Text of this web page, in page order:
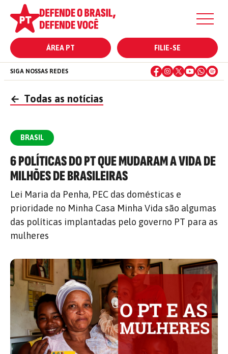
ÁREA PT FILIE-SE
SIGA NOSSAS REDES
← Todas as notícias
BRASIL
6 POLÍTICAS DO PT QUE MUDARAM A VIDA DE
MILHÕES DE BRASILEIRAS
Lei Maria da Penha, PEC das domésticas e
prioridade no Minha Casa Minha Vida são algumas
das políticas implantadas pelo governo PT para as
mulheres